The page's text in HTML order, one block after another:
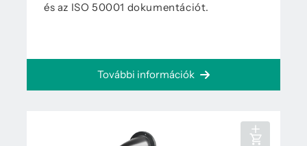
és az ISO 50001 dokumentációt.
További információk